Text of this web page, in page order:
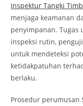
Inspektur Tangki
menjaga keamanan
penyimpanan. Tugas
inspeksi rutin,
untuk mendeteksi
ketidakpatuhan
berlaku.
Prosedur perumusan